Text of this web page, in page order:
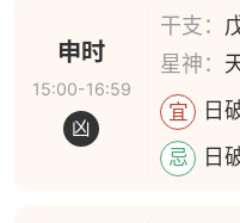
申时
15:00-16:59
凶
干支：
星神：
宜 日
忌 日